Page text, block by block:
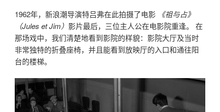
1962年，新浪潮导演特吕弗在此拍摄了电影
《祖与占》
（Jules et Jim） 影片最后，三位主人公在电影院重逢。 在
那场戏中，我们清楚地看到影院的样貌：影院大厅及当时
非常独特的折叠座椅，并且能看到放映厅的入口和通往阳
台的楼梯。